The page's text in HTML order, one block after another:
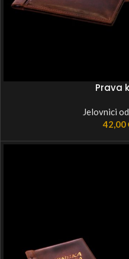
Prava
Jelovnici
42,00